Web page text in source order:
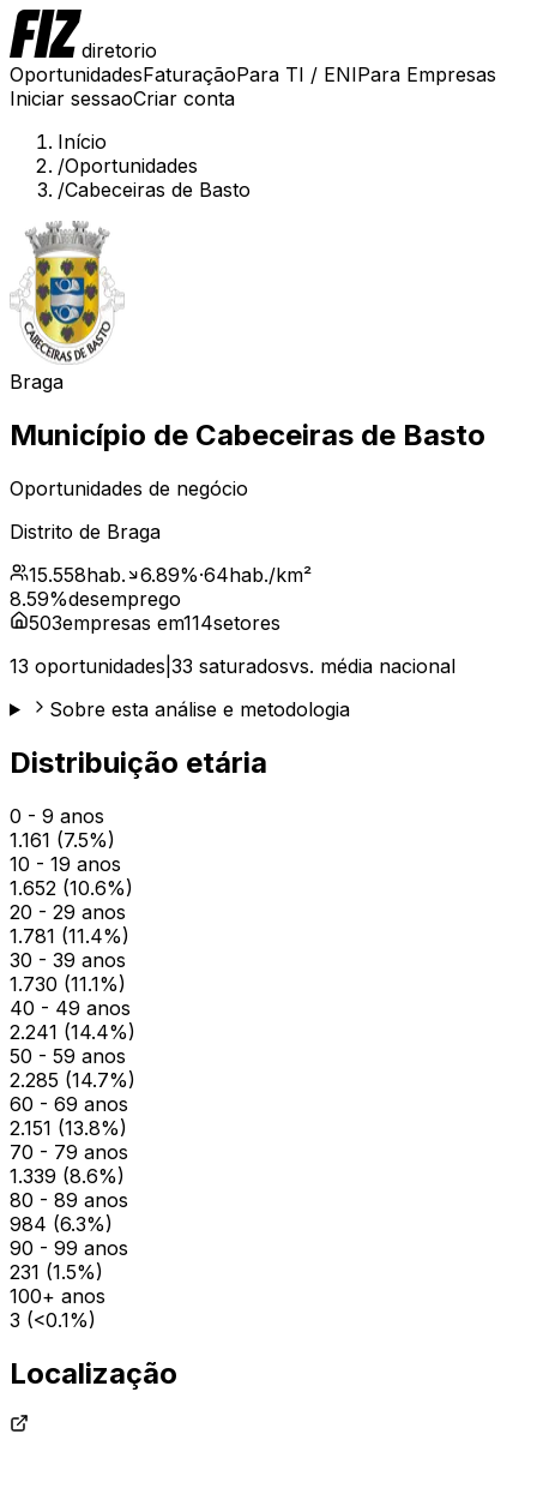
diretorio
OportunidadesFaturaçãoPara TI / ENIPara Empresas
Iniciar sessaoCriar conta
Início
/Oportunidades
/Cabeceiras de Basto
Braga
Município de Cabeceiras de Basto
Oportunidades de negócio
Distrito de Braga
15.558hab. 6.89%·64hab./km²
8.59%desemprego
503empresas em114setores
13 oportunidades 33 saturadosvs. média nacional
Sobre esta análise e metodologia
Distribuição etária
0 - 9 anos
1.161 (7.5%)
10 - 19 anos
1.652 (10.6%)
20 - 29 anos
1.781 (11.4%)
30 - 39 anos
1.730 (11.1%)
40 - 49 anos
2.241 (14.4%)
50 - 59 anos
2.285 (14.7%)
60 - 69 anos
2.151 (13.8%)
70 - 79 anos
1.339 (8.6%)
80 - 89 anos
984 (6.3%)
90 - 99 anos
231 (1.5%)
100+ anos
3 (<0.1%)
Localização